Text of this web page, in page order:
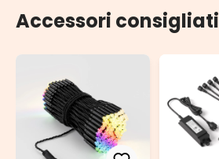
Accessori consigliati